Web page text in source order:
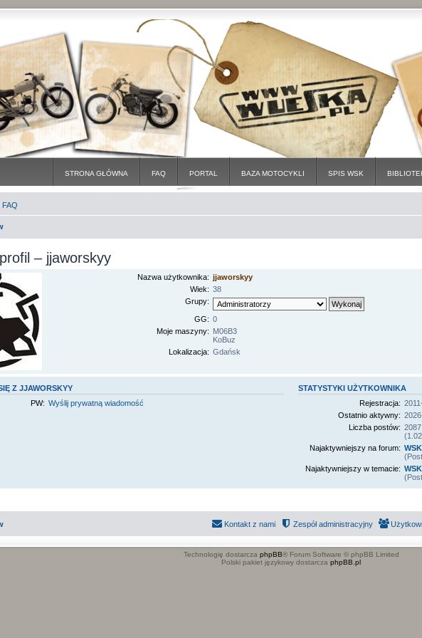
STRONA GŁÓWNA FAQ PORTAL BAZA MOTOCYKLI SPIS WSK
FAQ
– jjaworskyy
Nazwa użytkownika: jjaworskyy
Wiek: 38
Grupy:
GG: 0
Moje maszyny: M06B3
KoBuz
Lokalizacja: Gdańsk
Z JJAWORSKYY
PW: Wyślij prywatną wiadomość
STATYSTYKI UŻYTKOWNIKA
Rejestracja:
Ostatnio aktywny:
Liczba postów: 2087
Najaktywniejszy na forum:
Najaktywniejszy w temacie:
Zespół administracyjny
Kontakt z nami
Technologię dostarcza phpBB® Forum Software © phpBB Limited
Polski pakiet językowy dostarcza phpBB.pl